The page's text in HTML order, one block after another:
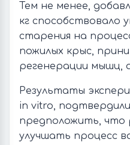
Тем не менее,
кг способствовало
старения на
пожилых крыс,
регенерации мышц,
Результаты
in vitro,
предположить, что
улучшать процесс